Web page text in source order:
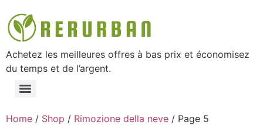
Achetez les meilleures offres à bas prix et économisez
du temps et de l’argent.
Home / Shop / Rimozione della neve / Page 5